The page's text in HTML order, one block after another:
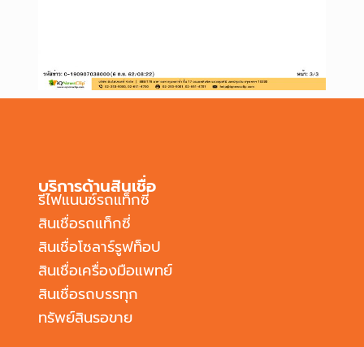
บริการด้านสินเชื่อ
รีไฟแนนซ์รถแท็กซี่
สินเชื่อรถแท็กซี่
สินเชื่อโซลาร์รูฟท็อป
สินเชื่อเครื่องมือแพทย์
สินเชื่อรถบรรทุก
ทรัพย์สินรอขาย